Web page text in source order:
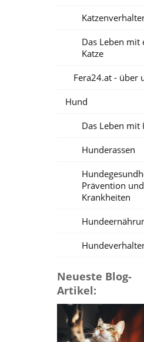
Das Leben mit
Katze
Fera24.at - über
Hund
Das Leben mit
Hunderassen
Prävention und
Krankheiten
Neueste Blog-
Artikel: